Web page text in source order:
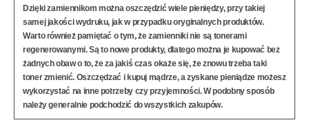
Dzięki zamiennikom można oszczędzić wiele pieniędzy, przy takiej
samej jakości wydruku, jak w przypadku oryginalnych produktów.
Warto również pamiętać o tym, że zamienniki nie są tonerami
regenerowanymi. Są to nowe produkty, dlatego można je kupować bez
żadnych obaw o to, że za jakiś czas okaże się, że znowu trzeba taki
toner zmienić. Oszczędzać i kupuj mądrze, a zyskane pieniądze możesz
wykorzystać na inne potrzeby czy przyjemności. W podobny sposób
należy generalnie podchodzić do wszystkich zakupów.